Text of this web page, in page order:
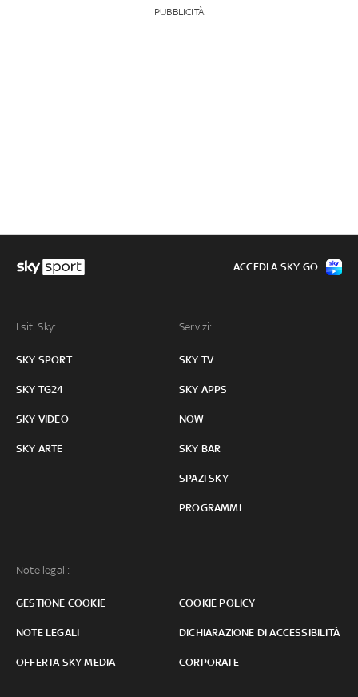
PUBBLICITÀ
I siti Sky:
SKY SPORT
SKY TG24
SKY VIDEO
SKY ARTE
Servizi:
SKY TV
SKY APPS
NOW
SKY BAR
SPAZI SKY
PROGRAMMI
Note legali:
GESTIONE COOKIE COOKIE POLICY
NOTE LEGALI DICHIARAZIONE DI ACCESSIBILITÀ
OFFERTA SKY MEDIA CORPORATE
ACCEDI A SKY GO